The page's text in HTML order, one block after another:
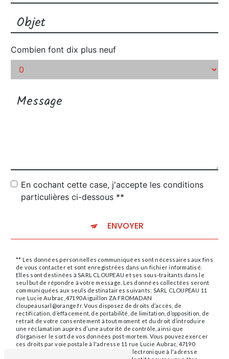
Combien font dix plus neuf
En cochant cette case, j'accepte les conditions
particulières ci-dessous **
ENVOYER
** Les données personnelles communiquées sont nécessaires aux fins
de vous contacter et sont enregistrées dans un fichier informatisé.
Elles sont destinées à SARL CLOUPEAU et ses sous-traitants dans le
seul but de répondre à votre message. Les données collectées seront
communiquées aux seuls destinataires suivants: SARL CLOUPEAU 11
rue Lucie Aubrac, 47190 Aiguillon ZA FROMADAN
cloupeausarl@orange.fr. Vous disposez de droits d’accès, de
rectification, d’effacement, de portabilité, de limitation, d’opposition, de
retrait de votre consentement à tout moment et du droit d’introduire
une réclamation auprès d’une autorité de contrôle, ainsi que
d’organiser le sort de vos données post-mortem. Vous pouvez exercer
ces droits par voie postale à l'adresse 11 rue Lucie Aubrac, 47190
Aiguillon ZA FROMADAN ou par courrier électronique à l'adresse